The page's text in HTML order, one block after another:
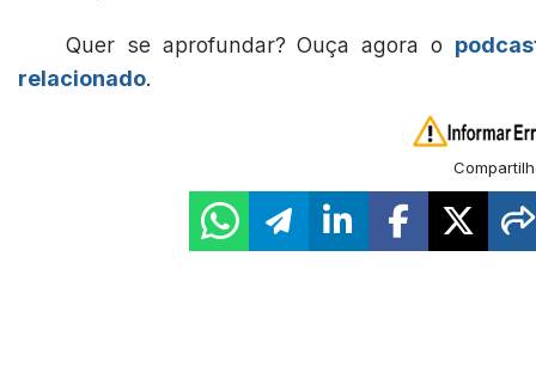
Quer se aprofundar? Ouça agora o
relacionado.